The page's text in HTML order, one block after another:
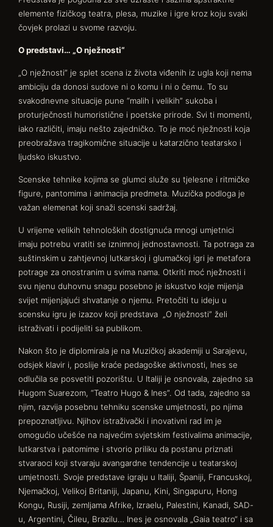
elemente fizičkog teatra, plesa, muzike i igre kroz koju svaki
čovjek prolazi u svome razvoju.
O predstavi… „O nježnosti“
„O nježnosti” je splet scena iz života viđenih iz ugla koji nema
ambiciju da donosi sudove ni o komu i ni o čemu. To su
svakodnevne situacije pune “malih i velikih” sukoba i
proturječnosti humoristične i poetske prirode. Svi ti momenti,
iako različiti, imaju nešto zajedničko. To je moć nježnosti koja
preobražava tragikomične situacije u katarzično teatarsko i
ljudsko iskustvo.
Scenske tehnike kojima se glumci služe su tjelesne i ritmičke
figure, pantomima i animacija predmeta. Muzička podloga je
važan elemenat koji snaži scenski sadržaj.
U vrijeme velikih tehnoloških dostignuća mnogi umjetnici
imaju potrebu vratiti se iznimnoj jednostavnosti. Ta potraga za
suštinskim u zahtjevnoj lutkarskoj i glumačkoj igri je metafora
potrage za onostranim u svima nama. Otkriti moć nježnosti i
svu njenu duhovnu snagu posebno je iskustvo koje mijenja
svijet mijenjajući shvatanje o njemu. Pretočiti tu ideju u
scensku igru je izazov koji predstava „O nježnosti” želi
istraživati i podijeliti sa publikom.
Nakon što je diplomirala je na Muzičkoj akademiji u Sarajevu,
odsjek klavir i, poslije kraće pedagoške aktivnosti, Ines se
odlučila se posvetiti pozorištu. U Italiji je osnovala, zajedno sa
Hugom Suarezom, “Teatro Hugo & Ines”. Od tada, zajedno sa
njim, razvija posebnu tehniku scenske umjetnosti, po njima
prepoznatljivu. Njihov istraživački i inovativni rad im je
omogućio učešće na najvećim svjetskim festivalima animacije,
lutkarstva i patomime i stvorio priliku da postanu priznati
stvaraoci koji stvaraju avangardne tendencije u teatarskoj
umjetnosti. Svoje predstave igraju u Italiji, Španiji, Francuskoj,
Njemačkoj, Velikoj Britaniji, Japanu, Kini, Singapuru, Hong
Kongu, Rusiji, zemljama Afrike, Izraelu, Palestini, Kanadi, SAD-
u, Argentini, Čileu, Brazilu… Ines je osnovala „Gaia teatro“ i sa